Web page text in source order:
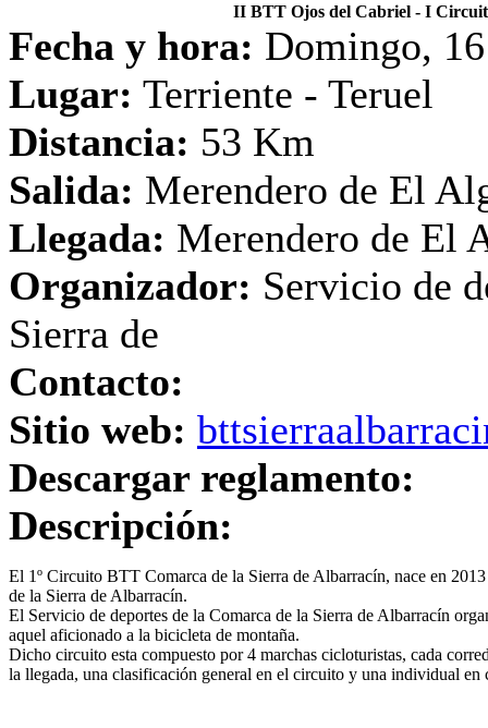
II BTT Ojos del Cabriel - I
Fecha y hora: Domingo,
Lugar: Terriente - Teruel
Distancia: 53 Km
Salida: Merendero de El
Llegada: Merendero de El
Organizador: Servicio de
Sierra de
Contacto:
Sitio web:
Descargar reglamento:
Descripción:
El 1º Circuito BTT Comarca de la Sierra de Albarracín, nace en
de la Sierra de Albarracín.
El Servicio de deportes de la Comarca de la Sierra de Albarracín
aquel aficionado a la bicicleta de montaña.
Dicho circuito esta compuesto por 4 marchas cicloturistas, cada
la llegada, una clasificación general en el circuito y una individual en